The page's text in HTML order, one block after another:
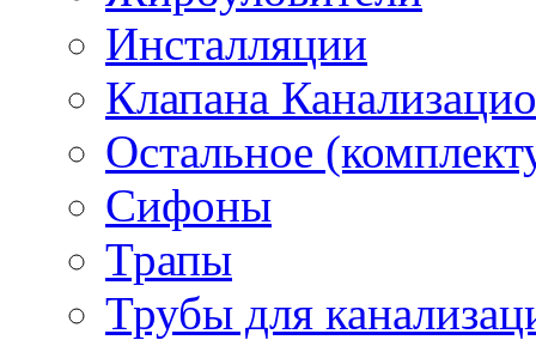
Инсталляции
Клапана
Остальное
Сифоны
Трапы
Трубы для